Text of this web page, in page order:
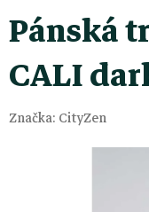
Pánská
CALI
Značka: CityZen